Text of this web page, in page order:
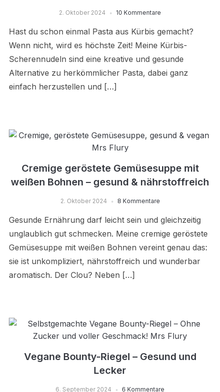
2. Oktober 2024 10 Kommentare
Hast du schon einmal Pasta aus Kürbis gemacht?
Wenn nicht, wird es höchste Zeit! Meine Kürbis-
Scherennudeln sind eine kreative und gesunde
Alternative zu herkömmlicher Pasta, dabei ganz
einfach herzustellen und […]
Cremige geröstete Gemüsesuppe mit
weißen Bohnen – gesund & nährstoffreich
2. Oktober 2024 8 Kommentare
Gesunde Ernährung darf leicht sein und gleichzeitig
unglaublich gut schmecken. Meine cremige geröstete
Gemüsesuppe mit weißen Bohnen vereint genau das:
sie ist unkompliziert, nährstoffreich und wunderbar
aromatisch. Der Clou? Neben […]
Vegane Bounty-Riegel – Gesund und
Lecker
6. September 2024 6 Kommentare